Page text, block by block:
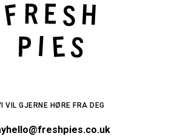
VIL GJERNE HØRE FRA DEG